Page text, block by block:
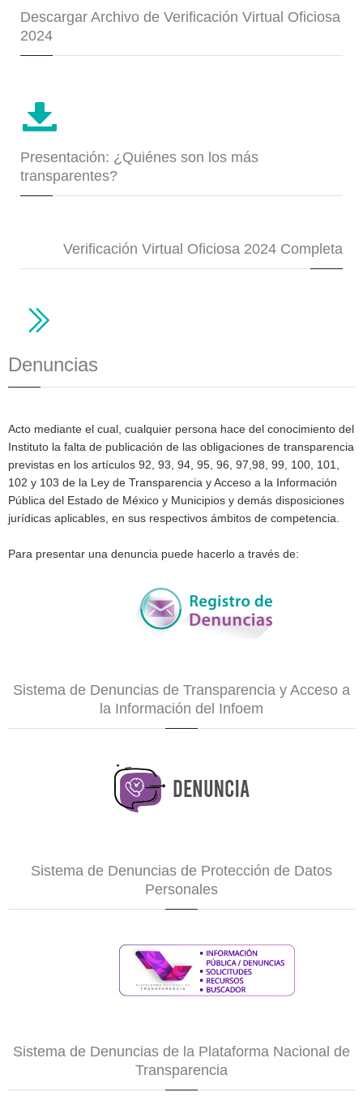
Descargar Archivo de Verificación Virtual Oficiosa
2024
Presentación: ¿Quiénes son los más
transparentes?
Verificación Virtual Oficiosa 2024 Completa
Denuncias
Acto mediante el cual, cualquier persona hace del conocimiento del
Instituto la falta de publicación de las obligaciones de transparencia
previstas en los artículos 92, 93, 94, 95, 96, 97,98, 99, 100, 101,
102 y 103 de la Ley de Transparencia y Acceso a la Información
Pública del Estado de México y Municipios y demás disposiciones
jurídicas aplicables, en sus respectivos ámbitos de competencia.
Para presentar una denuncia puede hacerlo a través de:
Sistema de Denuncias de Transparencia y Acceso a
la Información del Infoem
Sistema de Denuncias de Protección de Datos
Personales
Sistema de Denuncias de la Plataforma Nacional de
Transparencia